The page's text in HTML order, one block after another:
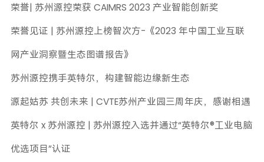
荣誉| 苏州源控荣获 CAIMRS 2023 产业智能创新奖
荣誉见证 | 苏州源控上榜智次方-《2023 年中国工业互联
网产业洞察暨生态图谱报告》
苏州源控携手英特尔，构建智能边缘新生态
源起姑苏 共创未来 | CVTE苏州产业园三周年庆，感谢相遇
英特尔 x 苏州源控 | 苏州源控入选并通过“英特尔®工业电脑
优选项目”认证